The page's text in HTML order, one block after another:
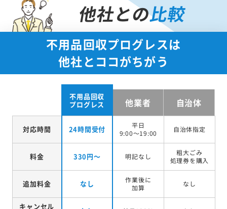
他社との比較
不用品回収プログレスは
他社とココがちがう
不用品回収
プログレス
他業者 自治体
対応時間 24時間受付
平日
9:00～19:00
自治体指定
料金 330円～ 明記なし
粗大ごみ
処理券を購入
追加料金 なし
作業後に
加算
なし
キャンセル